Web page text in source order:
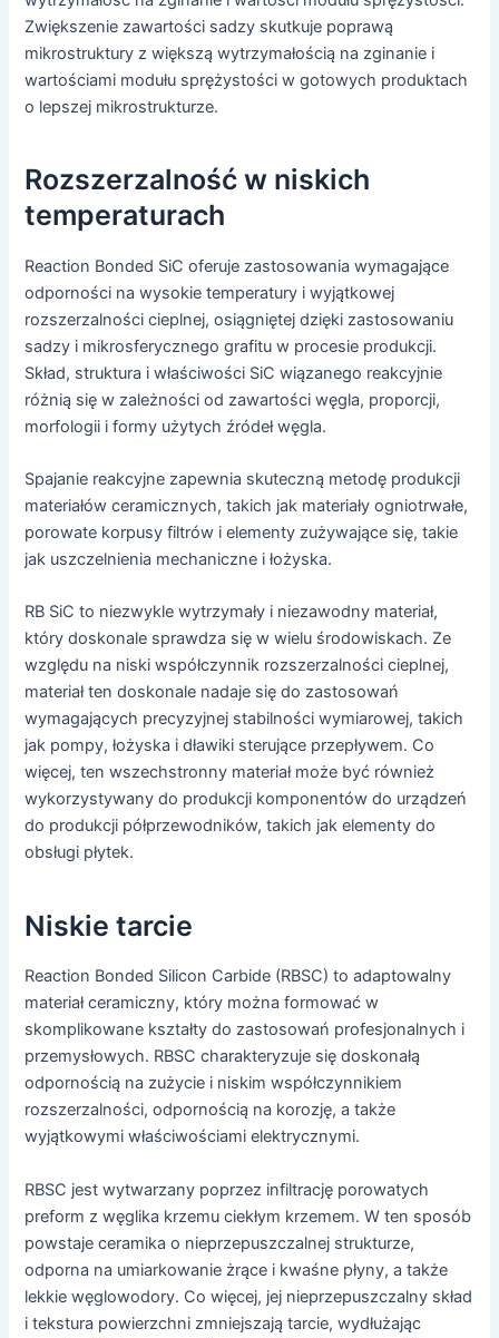
Zwiększenie zawartości sadzy skutkuje poprawą
mikrostruktury z większą wytrzymałością na zginanie i
wartościami modułu sprężystości w gotowych produktach
o lepszej mikrostrukturze.
Rozszerzalność w niskich
temperaturach
Reaction Bonded SiC oferuje zastosowania wymagające
odporności na wysokie temperatury i wyjątkowej
rozszerzalności cieplnej, osiągniętej dzięki zastosowaniu
sadzy i mikrosferycznego grafitu w procesie produkcji.
Skład, struktura i właściwości SiC wiązanego reakcyjnie
różnią się w zależności od zawartości węgla, proporcji,
morfologii i formy użytych źródeł węgla.
Spajanie reakcyjne zapewnia skuteczną metodę produkcji
materiałów ceramicznych, takich jak materiały ogniotrwałe,
porowate korpusy filtrów i elementy zużywające się, takie
jak uszczelnienia mechaniczne i łożyska.
RB SiC to niezwykle wytrzymały i niezawodny materiał,
który doskonale sprawdza się w wielu środowiskach. Ze
względu na niski współczynnik rozszerzalności cieplnej,
materiał ten doskonale nadaje się do zastosowań
wymagających precyzyjnej stabilności wymiarowej, takich
jak pompy, łożyska i dławiki sterujące przepływem. Co
więcej, ten wszechstronny materiał może być również
wykorzystywany do produkcji komponentów do urządzeń
do produkcji półprzewodników, takich jak elementy do
obsługi płytek.
Niskie tarcie
Reaction Bonded Silicon Carbide (RBSC) to adaptowalny
materiał ceramiczny, który można formować w
skomplikowane kształty do zastosowań profesjonalnych i
przemysłowych. RBSC charakteryzuje się doskonałą
odpornością na zużycie i niskim współczynnikiem
rozszerzalności, odpornością na korozję, a także
wyjątkowymi właściwościami elektrycznymi.
RBSC jest wytwarzany poprzez infiltrację porowatych
preform z węglika krzemu ciekłym krzemem. W ten sposób
powstaje ceramika o nieprzepuszczalnej strukturze,
odporna na umiarkowanie żrące i kwaśne płyny, a także
lekkie węglowodory. Co więcej, jej nieprzepuszczalny skład
i tekstura powierzchni zmniejszają tarcie, wydłużając